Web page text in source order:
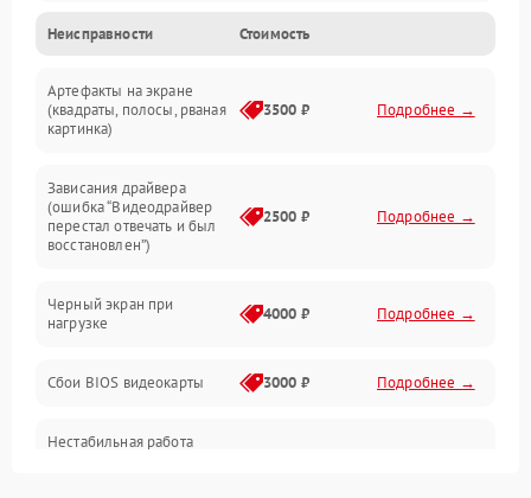
Перегрев и термопроблемы
Видео
Интерфейсные и коммуникационные проблемы
Электропитание
ПО
Электронные компоненты
Неисправности Стоимость
Артефакты на экране
(квадраты, полосы, рваная
картинка)
3500 ₽ Подробнее →
Зависания драйвера
(ошибка “Видеодрайвер
перестал отвечать и был
восстановлен”)
2500 ₽ Подробнее →
Черный экран при
нагрузке
4000 ₽ Подробнее →
Сбои BIOS видеокарты 3000 ₽ Подробнее →
Нестабильная работа